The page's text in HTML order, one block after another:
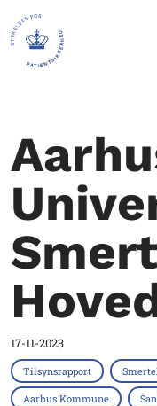
17-11-2023
Tilsynsrapport
Aarhus Kommune